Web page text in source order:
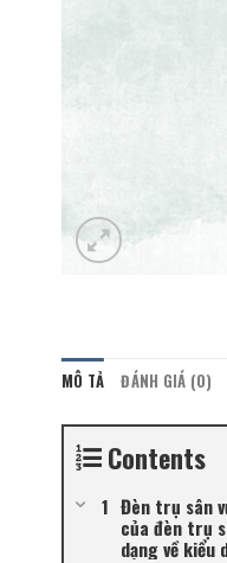
MÔ TẢ ĐÁNH GIÁ (0)
Contents
Đèn trụ sân
của đèn trụ
dạng về